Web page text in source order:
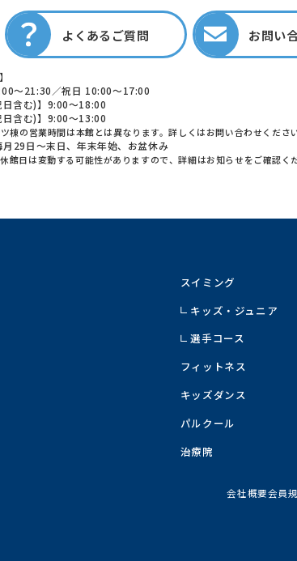
よくある ご質問 お問い
～21:30／祝日 10:00～17:00
日含む)】9:00～18:00
日含む)】9:00～13:00
棟の営業時間は本館とは異なります。詳しくはお問い合わせください
月29日～末日、年末年始、お盆休み
館日は変動する可能性がありますので、詳細はお知らせをご確認くだ
スイミング
キッズ・ジュニア
選手コース
フィットネス
キッズダンス
パルクール
治療院
会社概要会員